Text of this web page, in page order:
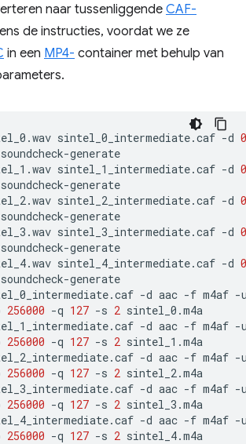
naar tussenliggende CAF-
de instructies, voordat we ze
in een MP4- container met behulp van
sintel_0_intermediate.caf -d 0
generate
sintel_1_intermediate.caf -d 0
generate
sintel_2_intermediate.caf -d 0
generate
sintel_3_intermediate.caf -d 0
generate
sintel_4_intermediate.caf -d 0
generate
-d aac -f m4af -
256000 -q 127 -s 2 sintel_0.m4a
-d aac -f m4af -
256000 -q 127 -s 2 sintel_1.m4a
-d aac -f m4af -
256000 -q 127 -s 2 sintel_2.m4a
-d aac -f m4af -
256000 -q 127 -s 2 sintel_3.m4a
-d aac -f m4af -
256000 -q 127 -s 2